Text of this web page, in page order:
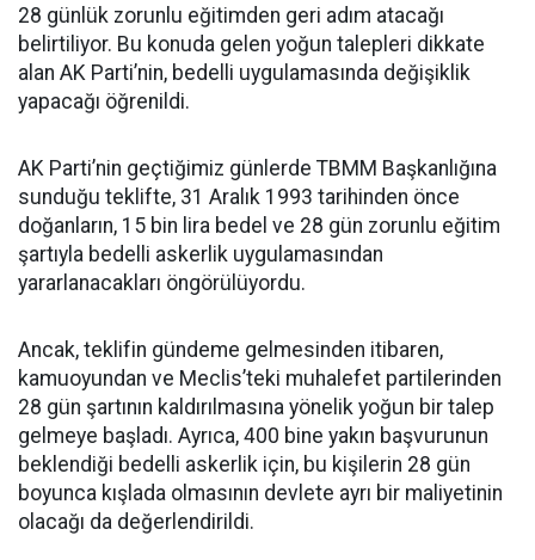
28 günlük zorunlu eğitimden geri adım atacağı
belirtiliyor. Bu konuda gelen yoğun talepleri dikkate
alan AK Parti’nin, bedelli uygulamasında değişiklik
yapacağı öğrenildi.
AK Parti’nin geçtiğimiz günlerde TBMM Başkanlığına
sunduğu teklifte, 31 Aralık 1993 tarihinden önce
doğanların, 15 bin lira bedel ve 28 gün zorunlu eğitim
şartıyla bedelli askerlik uygulamasından
yararlanacakları öngörülüyordu.
Ancak, teklifin gündeme gelmesinden itibaren,
kamuoyundan ve Meclis’teki muhalefet partilerinden
28 gün şartının kaldırılmasına yönelik yoğun bir talep
gelmeye başladı. Ayrıca, 400 bine yakın başvurunun
beklendiği bedelli askerlik için, bu kişilerin 28 gün
boyunca kışlada olmasının devlete ayrı bir maliyetinin
olacağı da değerlendirildi.